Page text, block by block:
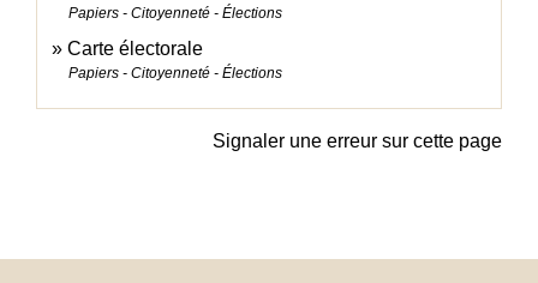
Papiers - Citoyenneté - Élections
Carte électorale
Papiers - Citoyenneté - Élections
Signaler une erreur sur cette page